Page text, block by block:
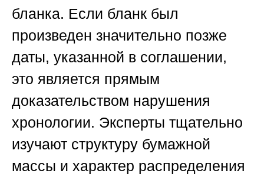
бланка. Если бланк был
произведен значительно позже
даты, указанной в соглашении,
это является прямым
доказательством нарушения
хронологии. Эксперты тщательно
изучают структуру бумажной
массы и характер распределения